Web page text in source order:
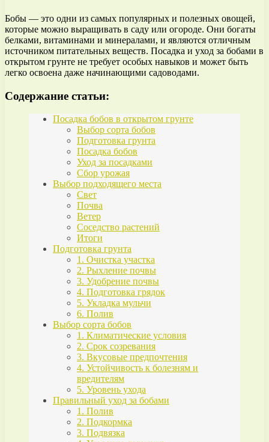
Бобы — это одни из самых популярных и полезных овощей,
которые можно выращивать в саду или огороде. Они богаты
белками, витаминами и минералами, и являются отличным
источником питательных веществ. Посадка и уход за бобами в
открытом грунте не требует особых навыков и может быть
легко освоена даже начинающими садоводами.
Содержание статьи:
Посадка бобов в открытом грунте
Выбор сорта бобов
Подготовка грунта
Посадка бобов
Уход за посадками
Сбор урожая
Выбор подходящего места
Свет
Почва
Ветер
Соседство растений
Итоги
Подготовка грунта
1. Очистка участка
2. Рыхление почвы
3. Удобрение почвы
4. Подготовка грядок
5. Укладка мульчи
6. Полив
Выбор сорта бобов
1. Климатические условия
2. Срок созревания
3. Вкусовые предпочтения
4. Устойчивость к болезням и
вредителям
5. Уровень ухода
Правильный уход за бобами
1. Полив
2. Подкормка
3. Подвязка